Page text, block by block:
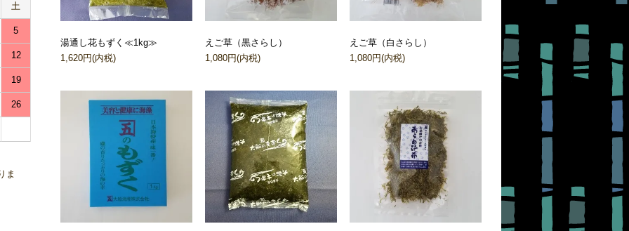
湯通し花もずく≪1kg≫
1,620円(内税)
えご草（黒さらし）
1,080円(内税)
えご草（白さらし）
1,080円(内税)
土
5
12
19
26
ま